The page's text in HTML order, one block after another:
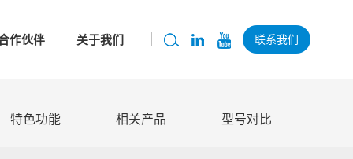
作伙伴 关于我们 联系我们
特色功能 相关产品 型号对比